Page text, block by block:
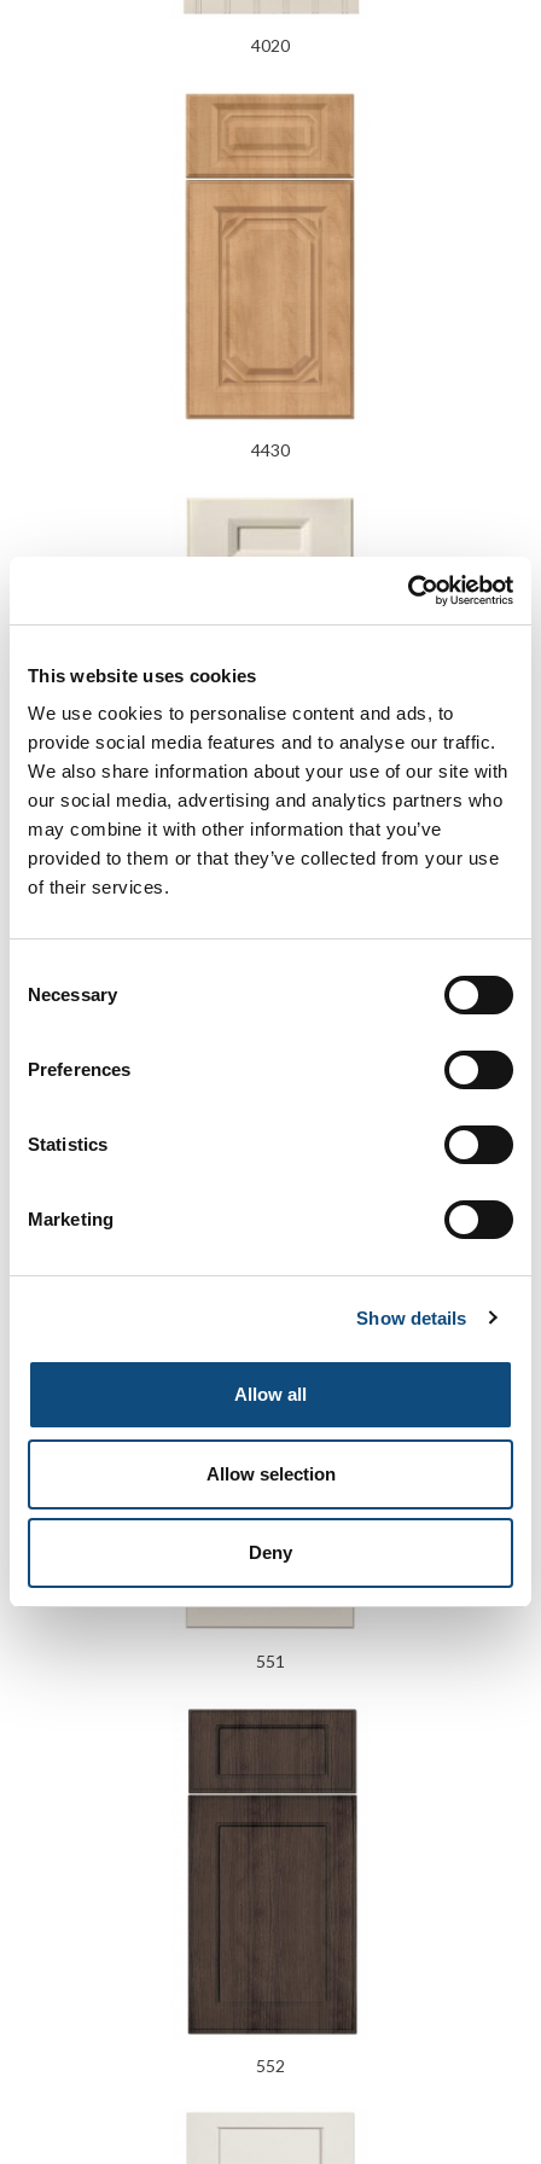
This website uses cookies
We use cookies to personalise content and ads, to
provide social media features and to analyse our traffic.
We also share information about your use of our site with
our social media, advertising and analytics partners who
may combine it with other information that you’ve
provided to them or that they’ve collected from your use
of their services.
Selection
Necessary
Preferences
Statistics
Marketing
Show details
Allow all
Allow selection
Deny
4020
4430
5350
551
552